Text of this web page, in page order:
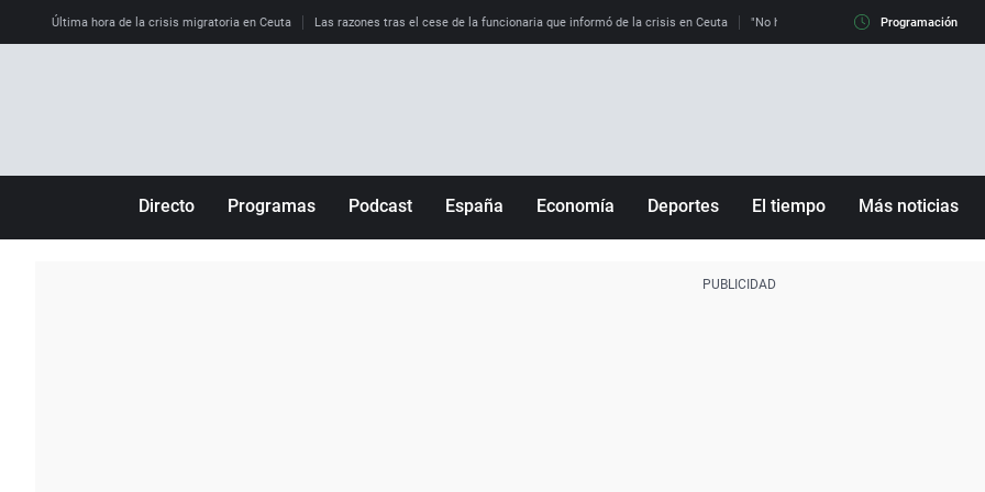
Última hora de la crisis migratoria en Ceuta Las razones tras el cese de la funcionaria que informó de la crisis en Ceuta "No hay mafias, que no nos engañen":
Programación
Directo Programas Podcast España Economía Deportes El tiempo Más noticias